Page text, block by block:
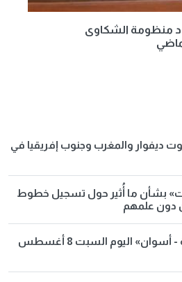
منظومة الشكاوى
ديفوار والمغرب وجنوب إفريقيا في
بشأن ما أُثير حول تسجيل خطوط
دون علمهم
مواعيد قطارات «القاهرة - أسوان» اليوم السبت 8 أغسطس